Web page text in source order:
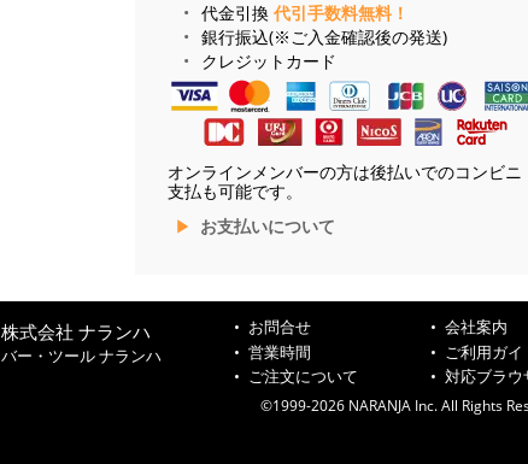
代金引換 代引手数料無料！
銀行振込(※ご入金確認後の発送)
クレジットカード
オンラインメンバーの方は後払いでのコンビニ
支払も可能です。
お支払いについて
株式会社 ナランハ
バー・ツール ナランハ
お問合せ 会社案内
営業時間
ご利用ガイ
ご注文について
対応ブラウ
©1999-2026 NARANJA Inc. All Rights